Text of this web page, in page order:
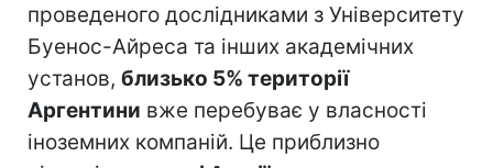
проведеного дослідниками з Університету
Буенос-Айреса та інших академічних
установ, близько 5% території
Аргентини вже перебуває у власності
іноземних компаній. Це приблизно